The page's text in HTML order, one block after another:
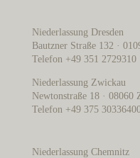
Niederlassung Dresden
Bautzner Straße 132 ·
Telefon +49 351 2729310
Niederlassung Zwickau
Newtonstraße 18 · 08060
Telefon +49 375
Niederlassung Chemnitz